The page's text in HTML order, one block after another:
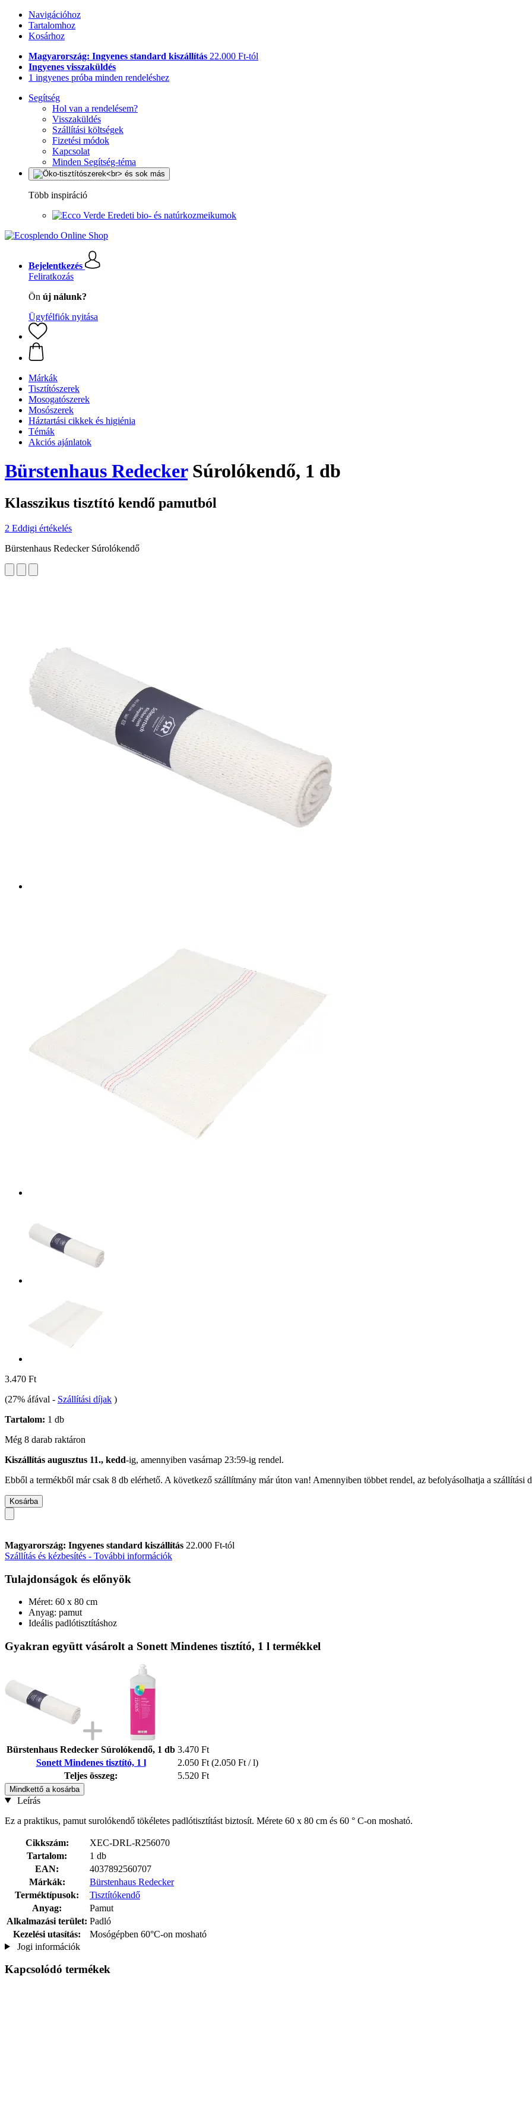
Navigációhoz
Tartalomhoz
Kosárhoz
Magyarország: Ingyenes standard kiszállítás 22.000 Ft-tól
Ingyenes visszaküldés
1 ingyenes próba minden rendeléshez
Segítség
Hol van a rendelésem?
Visszaküldés
Szállítási költségek
Fizetési módok
Kapcsolat
Minden Segítség-téma
Több inspiráció
Eredeti bio- és natúrkozmeikumok
Bejelentkezés
Feliratkozás
Ön új nálunk?
Ügyfélfiók nyitása
Márkák
Tisztítószerek
Mosogatószerek
Mosószerek
Háztartási cikkek és higiénia
Témák
Akciós ajánlatok
Bürstenhaus RedeckerSúrolókendő, 1 db
Klasszikus tisztító kendő pamutból
2 Eddigi értékelés
Bürstenhaus Redecker Súrolókendő
3.470 Ft
(27% áfával - Szállítási díjak )
Tartalom: 1 db
Még 8 darab raktáron
Kiszállítás augusztus 11., kedd-ig, amennyiben vasárnap 23:59-ig rendel.
Ebből a termékből már csak 8 db elérhető. A következő szállítmány már úton van! Amennyiben többet rendel, az befolyásolhatja a szállítási
Kosárba
Magyarország: Ingyenes standard kiszállítás 22.000 Ft-tól
Szállítás és kézbesítés - További információk
Tulajdonságok és előnyök
Méret: 60 x 80 cm
Anyag: pamut
Ideális padlótisztításhoz
Gyakran együtt vásárolt a Sonett Mindenes tisztító, 1 l termékkel
Bürstenhaus Redecker Súrolókendő, 1 db 3.470 Ft
Sonett Mindenes tisztító, 1 l
2.050 Ft (2.050 Ft / l)
Teljes összeg:
5.520 Ft
Mindkettő a kosárba
Leírás
Ez a praktikus, pamut surolókendő tökéletes padlótisztítást biztosít. Mérete 60 x 80 cm és 60 ° C-on mosható.
Cikkszám:
XEC-DRL-R256070
Tartalom:
1 db
EAN:
4037892560707
Márkák:
Bürstenhaus Redecker
Terméktípusok:
Tisztítókendő
Anyag:
Pamut
Alkalmazási terület: Padló
Kezelési utasítás:
Mosógépben 60°C-on mosható
Jogi információk
Kapcsolódó termékek